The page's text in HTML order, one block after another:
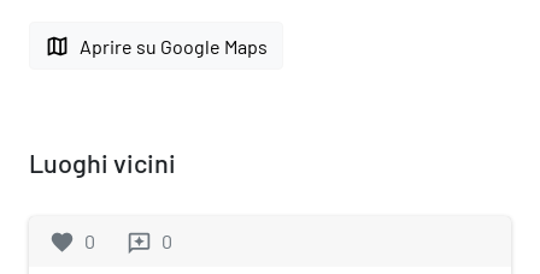
map Aprire su Google Maps
Luoghi vicini
favorite 0 reviews 0